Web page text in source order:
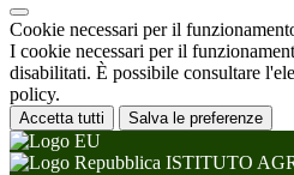
Cookie necessari per il
I cookie necessari per il
disabilitati. È possibile consultare
policy.
Accetta tutti Salva le preferenze
ISTITUTO